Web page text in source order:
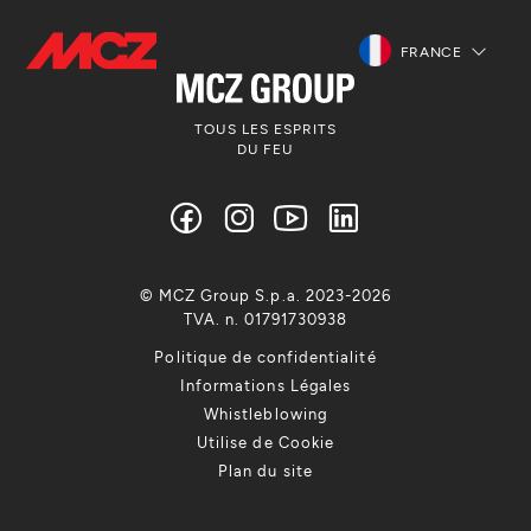
FRANCE
TOUS LES ESPRITS
DU FEU
Politique de confidentialité
Informations Légales
Whistleblowing
Utilise de Cookie
Plan du site
© MCZ Group S.p.a. 2023-2026
TVA. n. 01791730938